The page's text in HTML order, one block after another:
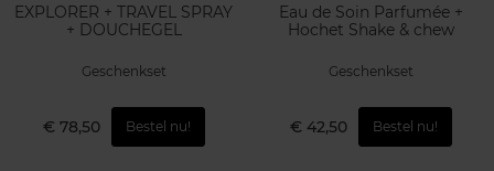
EXPLORER + TRAVEL SPRAY
+ DOUCHEGEL
Geschenkset
€ 78,50 Bestel nu!
Eau de Soin Parfumée +
Hochet Shake & chew
Geschenkset
€ 42,50 Bestel nu!